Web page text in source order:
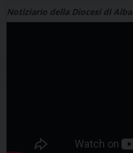
Notiziario della Diocesi di